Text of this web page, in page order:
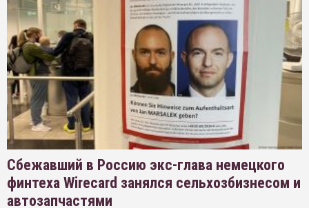
Сбежавший в Россию экс-глава немецкого
финтеха Wirecard занялся сельхозбизнесом и
автозапчастями